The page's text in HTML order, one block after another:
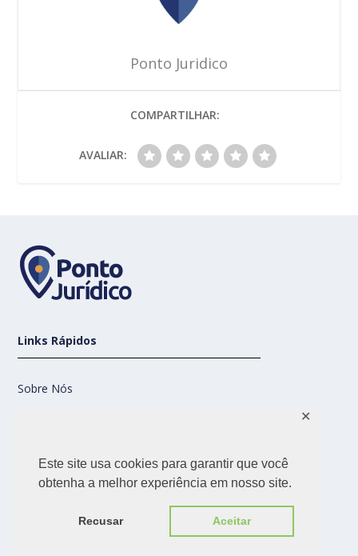
Este site usa cookies para garantir que você
obtenha a melhor experiência em nosso site.
Recusar Aceitar
✕
Ponto Juridico
COMPARTILHAR:
AVALIAR:
Links Rápidos
Sobre Nós
Nossas Redes